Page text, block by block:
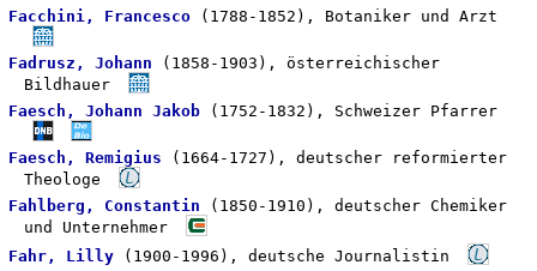
Facchini, Francesco (1788-1852), Botaniker und Arzt
Fadrusz, Johann (1858-1903), österreichischer
Bildhauer
Faesch, Johann Jakob (1752-1832), Schweizer Pfarrer
Faesch, Remigius (1664-1727), deutscher reformierter
Theologe
Fahlberg, Constantin (1850-1910), deutscher Chemiker
und Unternehmer
Fahr, Lilly (1900-1996), deutsche Journalistin